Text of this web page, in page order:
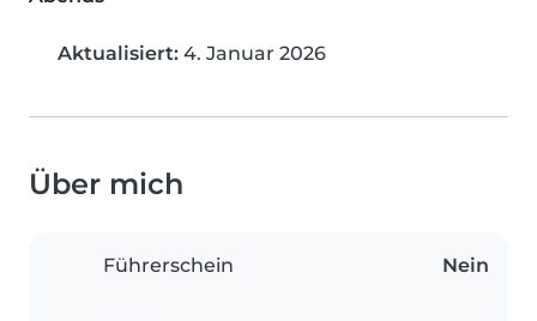
Aktualisiert: 4. Januar 2026
Über mich
Führerschein Nein